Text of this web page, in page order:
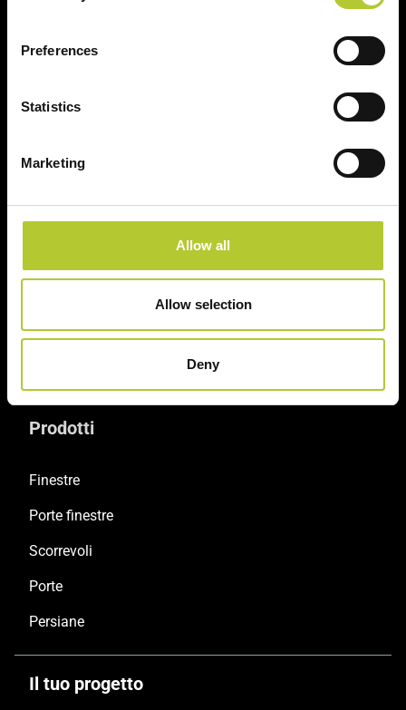
Preferences
Statistics
Marketing
Allow all
Allow selection
Deny
Ci prendiamo cura dei nostri clienti
consolidata nel tempo
Serramentisti Domal
Prodotti
Finestre
Porte finestre
Scorrevoli
Porte
Persiane
Il tuo progetto